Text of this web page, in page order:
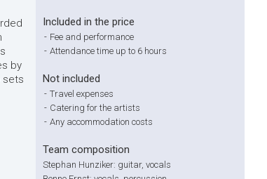
by
sets
Included in the price
- Fee and performance
- Attendance time up to 6 hours
Not included
- Travel expenses
- Catering for the artists
- Any accommodation costs
Team composition
Stephan Hunziker: guitar, vocals